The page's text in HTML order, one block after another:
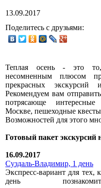
13.09.2017
Поделитесь с друзьями:
Теплая осень - это
несомненным плюсом
прекрасных экскурсий
Рекомендуем вам
потрясающе
Москве, пешеходные
Возможностей для этого
Готовый пакет экскурсий
16.09.2017
Суздаль-Владимир, 1 день
Экспресс-вариант для тех,
день